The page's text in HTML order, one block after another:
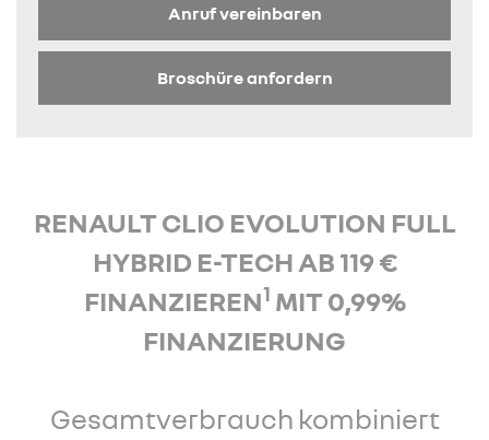
Anruf vereinbaren
Broschüre anfordern
RENAULT CLIO EVOLUTION FULL
HYBRID E-TECH AB 119 €
FINANZIEREN1 MIT 0,99%
FINANZIERUNG
Gesamtverbrauch kombiniert